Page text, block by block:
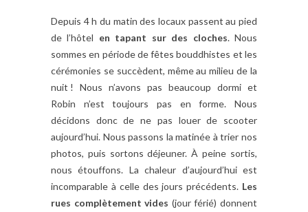
Depuis 4 h du matin des locaux passent au pied
de l’hôtel en tapant sur des cloches. Nous
sommes en période de fêtes bouddhistes et les
cérémonies se succèdent, même au milieu de la
nuit ! Nous n’avons pas beaucoup dormi et
Robin n’est toujours pas en forme. Nous
décidons donc de ne pas louer de scooter
aujourd’hui. Nous passons la matinée à trier nos
photos, puis sortons déjeuner. À peine sortis,
nous étouffons. La chaleur d’aujourd’hui est
incomparable à celle des jours précédents. Les
rues complètement vides (jour férié) donnent